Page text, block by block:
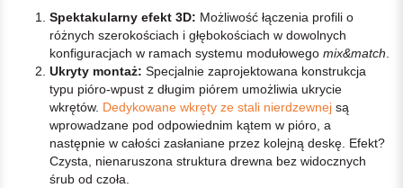
Spektakularny efekt 3D: Możliwość łączenia profili o
różnych szerokościach i głębokościach w dowolnych
konfiguracjach w ramach systemu modułowego mix&match
Ukryty montaż: Specjalnie zaprojektowana konstrukcja
typu pióro-wpust z długim piórem umożliwia ukrycie
wkrętów. Dedykowane wkręty ze stali nierdzewnej są
wprowadzane pod odpowiednim kątem w pióro, a
następnie w całości zasłaniane przez kolejną deskę. Efekt?
Czysta, nienaruszona struktura drewna bez widocznych
śrub od czoła.